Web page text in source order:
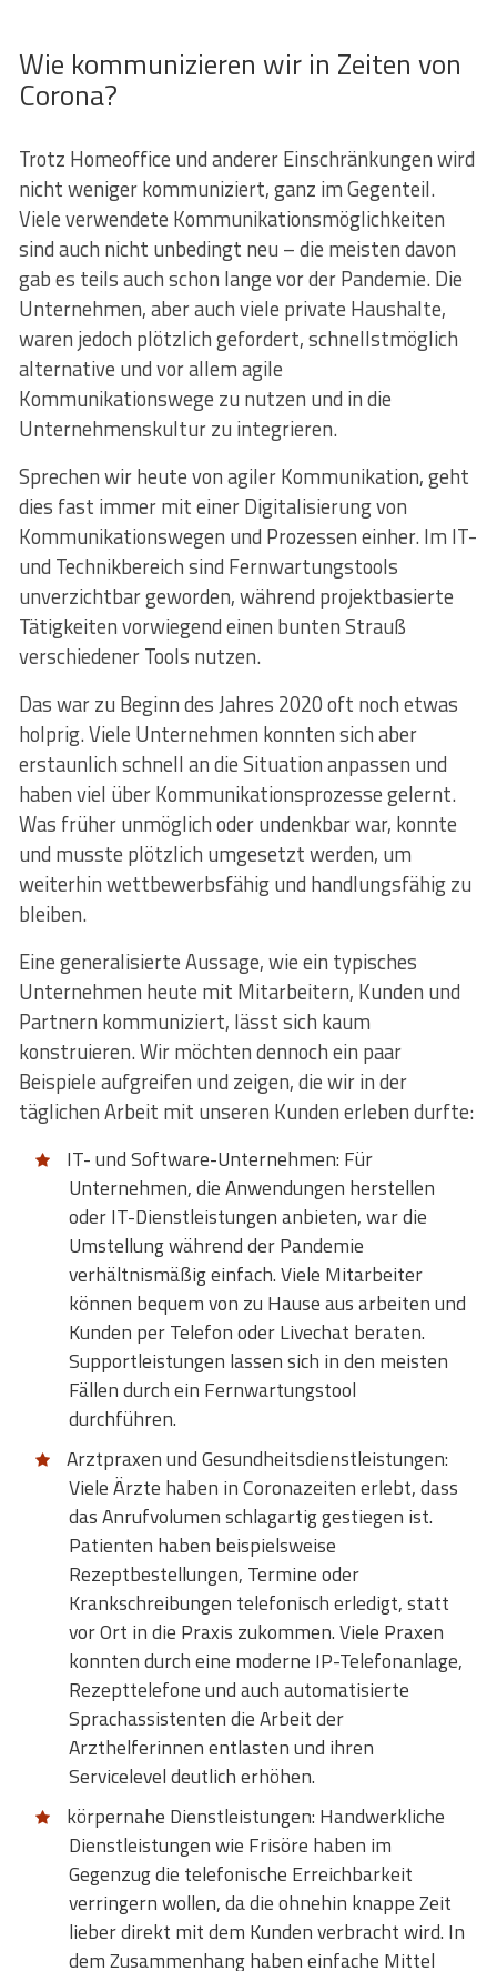
Wie kommunizieren wir in Zeiten von
Corona?
Trotz Homeoffice und anderer Einschränkungen wird
nicht weniger kommuniziert, ganz im Gegenteil.
Viele verwendete Kommunikationsmöglichkeiten
sind auch nicht unbedingt neu – die meisten davon
gab es teils auch schon lange vor der Pandemie. Die
Unternehmen, aber auch viele private Haushalte,
waren jedoch plötzlich gefordert, schnellstmöglich
alternative und vor allem agile
Kommunikationswege zu nutzen und in die
Unternehmenskultur zu integrieren.
Sprechen wir heute von agiler Kommunikation, geht
dies fast immer mit einer Digitalisierung von
Kommunikationswegen und Prozessen einher. Im IT-
und Technikbereich sind Fernwartungstools
unverzichtbar geworden, während projektbasierte
Tätigkeiten vorwiegend einen bunten Strauß
verschiedener Tools nutzen.
Das war zu Beginn des Jahres 2020 oft noch etwas
holprig. Viele Unternehmen konnten sich aber
erstaunlich schnell an die Situation anpassen und
haben viel über Kommunikationsprozesse gelernt.
Was früher unmöglich oder undenkbar war, konnte
und musste plötzlich umgesetzt werden, um
weiterhin wettbewerbsfähig und handlungsfähig zu
bleiben.
Eine generalisierte Aussage, wie ein typisches
Unternehmen heute mit Mitarbeitern, Kunden und
Partnern kommuniziert, lässt sich kaum
konstruieren. Wir möchten dennoch ein paar
Beispiele aufgreifen und zeigen, die wir in der
täglichen Arbeit mit unseren Kunden erleben durfte:
IT- und Software-Unternehmen: Für
Unternehmen, die Anwendungen herstellen
oder IT-Dienstleistungen anbieten, war die
Umstellung während der Pandemie
verhältnismäßig einfach. Viele Mitarbeiter
können bequem von zu Hause aus arbeiten und
Kunden per Telefon oder Livechat beraten.
Supportleistungen lassen sich in den meisten
Fällen durch ein Fernwartungstool
durchführen.
Arztpraxen und Gesundheitsdienstleistungen:
Viele Ärzte haben in Coronazeiten erlebt, dass
das Anrufvolumen schlagartig gestiegen ist.
Patienten haben beispielsweise
Rezeptbestellungen, Termine oder
Krankschreibungen telefonisch erledigt, statt
vor Ort in die Praxis zukommen. Viele Praxen
konnten durch eine moderne IP-Telefonanlage,
Rezepttelefone und auch automatisierte
Sprachassistenten die Arbeit der
Arzthelferinnen entlasten und ihren
Servicelevel deutlich erhöhen.
körpernahe Dienstleistungen: Handwerkliche
Dienstleistungen wie Frisöre haben im
Gegenzug die telefonische Erreichbarkeit
verringern wollen, da die ohnehin knappe Zeit
lieber direkt mit dem Kunden verbracht wird. In
dem Zusammenhang haben einfache Mittel